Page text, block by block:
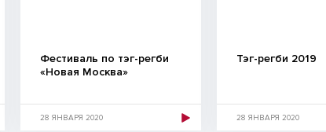
Фестиваль по тэг-регби
«Новая Москва»
28 ЯНВАРЯ 2020
Тэг-регби 2019
28 ЯНВАРЯ 2020